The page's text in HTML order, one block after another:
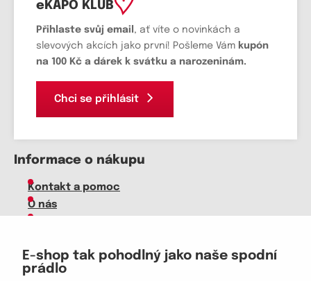
E-shop tak pohodlný jako naše spodní
prádlo
eKAPO KLUB
Přihlaste svůj email , ať víte o novinkách a
slevových akcích jako první! Pošleme Vám kupón
na 100 Kč a dárek k svátku a narozeninám.
Chci se přihlásit
Informace o nákupu
Kontakt a pomoc
O nás
Velkoobchod
Vrácení zboží, reklamace